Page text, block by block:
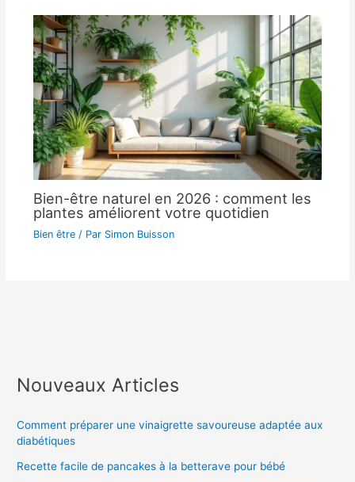
Bien-être naturel en 2026 : comment les
plantes améliorent votre quotidien
Bien être/ Par Simon Buisson
Nouveaux Articles
Comment préparer une vinaigrette savoureuse adaptée aux
diabétiques
Recette facile de pancakes à la betterave pour bébé